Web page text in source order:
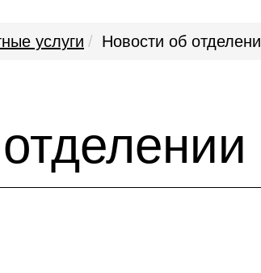
услуги Новости об